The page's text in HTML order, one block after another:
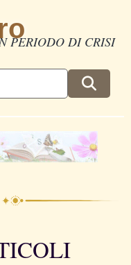
PERIODO DI CRISI